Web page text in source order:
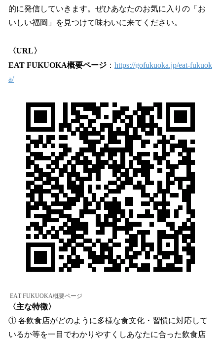
的に発信していきます。ぜひあなたのお気に入りの「お
いしい福岡」を見つけて味わいに来てください。
〈URL〉
EAT FUKUOKA概要ページ ： https://gofukuoka.jp/eat-fukuok
a/
EAT FUKUOKA概要ページ
〈主な特徴〉
① 各飲食店がどのように多様な食文化・習慣に対応して
いるか等を一目でわかりやすくしあなたに合った飲食店